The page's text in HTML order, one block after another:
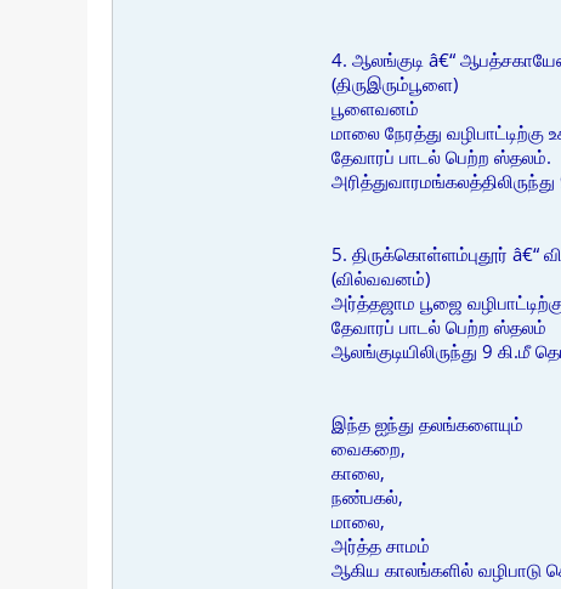
4. ஆலங்குடி â€“
(திருஇரும்பூளை)
பூளைவனம்
மாலை நேரத்து வழிபாட்டிற்கு
தேவாரப் பாடல் பெற்ற ஸ்தலம்.
5. திருக்கொள்ளம்புதூர்
(வில்வவனம்)
அர்த்தஜாம பூஜை
தேவாரப் பாடல் பெற்ற ஸ்தலம்
ஆலங்குடியிலிருந்து 9 கி.மீ
இந்த ஐந்து தலங்களையும்
வைகறை,
காலை,
நண்பகல்,
மாலை,
அர்த்த சாமம்
ஆகிய காலங்களில் வழிபாடு